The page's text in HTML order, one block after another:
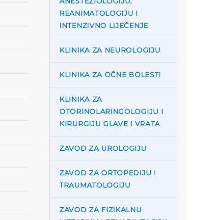
REANIMATOLOGIJU I
INTENZIVNO LIJEČENJE
KLINIKA ZA NEUROLOGIJU
KLINIKA ZA OČNE BOLESTI
KLINIKA ZA
OTORINOLARINGOLOGIJU I
KIRURGIJU GLAVE I VRATA
ZAVOD ZA UROLOGIJU
ZAVOD ZA ORTOPEDIJU I
TRAUMATOLOGIJU
ZAVOD ZA FIZIKALNU